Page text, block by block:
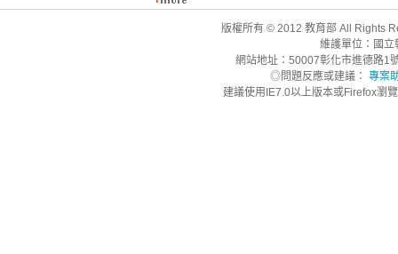
版權所有 © 2012 教育部 All Rights
維護單位：國
網站地址：50007彰化市進德路1
◎問題反應或建議： 專案
建議使用IE7.0以上版本或Firefox瀏